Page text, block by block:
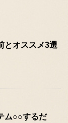
とオススメ3選
ム○○するだ